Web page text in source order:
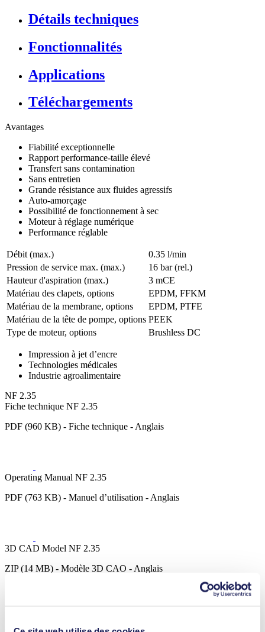
Détails techniques
Fonctionnalités
Applications
Téléchargements
Avantages
Fiabilité exceptionnelle
Rapport performance-taille élevé
Transfert sans contamination
Sans entretien
Grande résistance aux fluides agressifs
Auto-amorçage
Possibilité de fonctionnement à sec
Moteur à réglage numérique
Performance réglable
Débit (max.)
0.35 l/min
Pression de service max. (max.)
16 bar (rel.)
Hauteur d'aspiration (max.)
3 mCE
Matériau des clapets, options
EPDM, FFKM
Matériau de la membrane, options
EPDM, PTFE
Matériau de la tête de pompe, options PEEK
Type de moteur, options
Brushless DC
Impression à jet d’encre
Technologies médicales
Industrie agroalimentaire
NF 2.35
Fiche technique NF 2.35
PDF (960 KB) - Fiche technique - Anglais
Operating Manual NF 2.35
PDF (763 KB) - Manuel d’utilisation - Anglais
3D CAD Model NF 2.35
ZIP (14 MB) - Modèle 3D CAO - Anglais